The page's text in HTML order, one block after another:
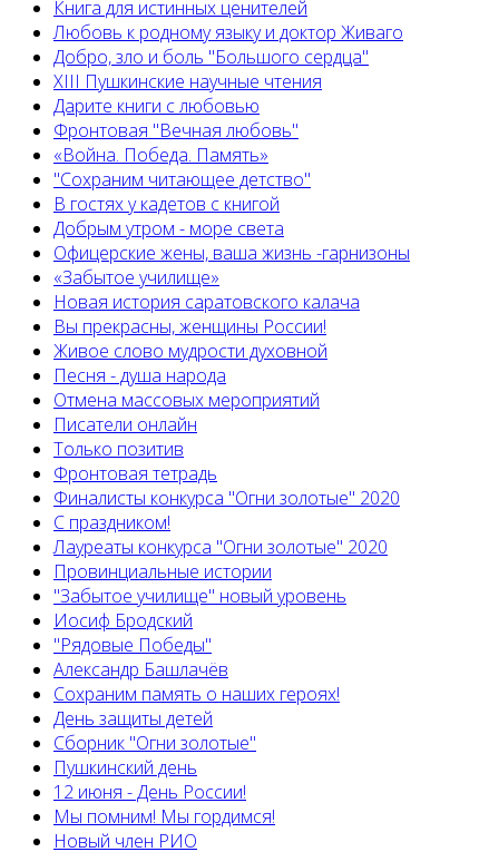
Книга для истинных ценителей
Любовь к родному языку и доктор Живаго
Добро, зло и боль "Большого сердца"
XIII Пушкинские научные чтения
Дарите книги с любовью
Фронтовая "Вечная любовь"
«Война. Победа. Память»
"Сохраним читающее детство"
В гостях у кадетов с книгой
Добрым утром - море света
Офицерские жены, ваша жизнь -гарнизоны
«Забытое училище»
Новая история саратовского калача
Вы прекрасны, женщины России!
Живое слово мудрости духовной
Песня - душа народа
Отмена массовых мероприятий
Писатели онлайн
Только позитив
Фронтовая тетрадь
Финалисты конкурса "Огни золотые" 2020
С праздником!
Лауреаты конкурса "Огни золотые" 2020
Провинциальные истории
"Забытое училище" новый уровень
Иосиф Бродский
"Рядовые Победы"
Александр Башлачёв
Сохраним память о наших героях!
День защиты детей
Сборник "Огни золотые"
Пушкинский день
12 июня - День России!
Мы помним! Мы гордимся!
Новый член РИО